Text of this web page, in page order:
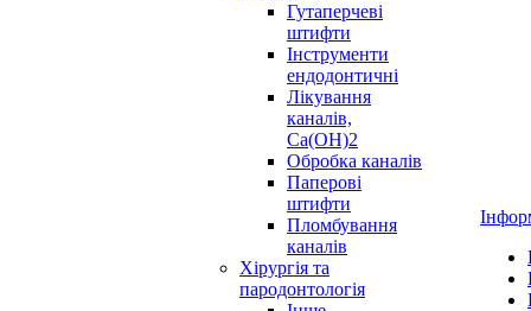
Гутаперчеві
штифти
Інструменти
ендодонтичні
Лікування
каналів,
Ca(OH)2
Обробка каналів
Паперові
штифти
Пломбування
каналів
Хірургія та
пародонтологія